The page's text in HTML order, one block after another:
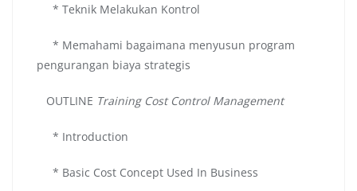
* Teknik Melakukan Kontrol
* Memahami bagaimana menyusun program
pengurangan biaya strategis
OUTLINE Training Cost Control Management
* Introduction
* Basic Cost Concept Used In Business